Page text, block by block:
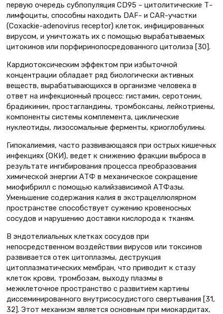
первую очередь субпопуляция CD95 – цитолитические Т-
лимфоциты, способны находить DAF- и CAR-участки
(Coxackie-adenovirus receptor) клеток, инфицированных
вирусом, и уничтожать их с помощью вырабатываемых
цитокинов или порфиринопосредованного цитолиза [30].
Кардиотоксическим эффектом при избыточной
концентрации обладает ряд биологически активных
веществ, вырабатывающихся в организме человека в
ответ на инфекционный процесс: гистамин, серотонин,
брадикинин, простагландины, тромбоксаны, лейкотриены,
компоненты системы комплемента, циклические
нуклеотиды, лизосомальные ферменты, криоглобулины.
Гипокалиемия, часто развивающаяся при острых кишечных
инфекциях (ОКИ), ведет к снижению фракции выброса в
результате ингибирования процесса преобразования
химической энергии АТФ в механическое сокращение
миофибрилл с помощью калийзависимой АТФазы.
Уменьшение содержания калия в экстрацеллюлярном
пространстве способствует сужению кровеносных
сосудов и нарушению доставки кислорода к тканям.
В эндотелиальных клетках сосудов при
непосредственном воздействии вирусов или токсинов
развивается отек цитоплазмы, деструкция
цитоплазматических мембран, что приводит к стазу
клеток крови, тромбозам, выходу плазмы в
межклеточное пространство с развитием картины
диссеминированного внутрисосудистого свертывания [31,
32]. Этот механизм является основным при миокардитах,